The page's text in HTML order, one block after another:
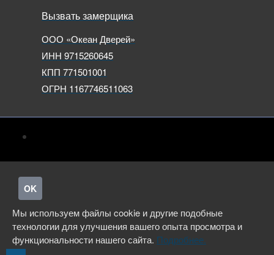
Вызвать замерщика
ООО «Океан Дверей»
ИНН 9715260645
КПП 771501001
ОГРН 1167746511063
OK
Мы используем файлы cookie и другие подобные
технологии для улучшения вашего опыта просмотра и
функциональности нашего сайта. Подробнее.